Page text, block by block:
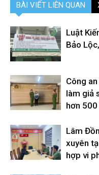
BÀI VIẾT LIÊN QUAN
Luật
Bảo
Công
làm giả
hơn
Lâm
xuyên
hợp vi